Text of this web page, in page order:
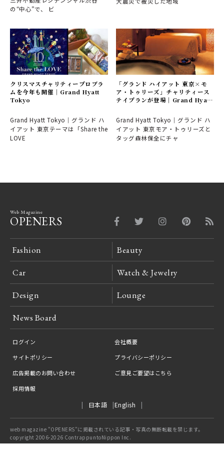
の“中心”で、 ビ
クリスマスチャリティープロブラ
ムを今年も開催｜Grand Hyatt
Tokyo
Grand Hyatt Tokyo｜グランド ハ
イアット 東京テーマは「Share the
LOVE
「グランド ハイアット 東京×モ
ア・トゥリーズ」チャリティース
テイプランが登場｜Grand Hyatt
Grand Hyatt Tokyo｜グランド ハ
イアット 東京モア・トゥリーズと
タッグ森林保全にチャ
Web Magazine
OPENERS
Fashion Beauty
Car Watch & Jewelry
Design Lounge
News Board
ログイン
会社概要
サイトポリシー
プライバシーポリシー
広告掲載のお問い合わせ
ご意見ご要望はこちら
採用情報
日本語 English
web magazine "OPENERS"に掲載されている記事・写真の無断転載を禁じます。
copyright 2006-2026 ContrappuntoNippon Inc.